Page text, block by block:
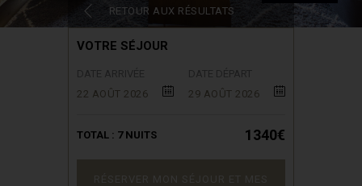
RETOUR AUX RÉSULTATS
VOTRE SÉJOUR
22 AOÛT 2026
29 AOÛT 2026
TOTAL : 7NUITS 1340€